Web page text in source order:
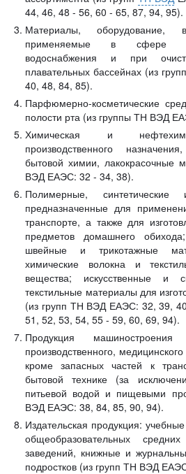
44, 46, 48 - 56, 60 - 65, 87, 94, 95).
Материалы, оборудование,
применяемые в сфере
водоснабжения и при
плавательных бассейнах (из
40, 48, 84, 85).
Парфюмерно-косметические
полости рта (из группы ТН ВЭД
Химическая и
производственного
бытовой химии, лакокрасочные
ВЭД ЕАЭС: 32 - 34, 38).
Полимерные,
предназначенные для
транспорте, а также для
предметов домашнего
швейные и трикотажные
химические волокна и
вещества; искусственные и
текстильные материалы для
(из групп ТН ВЭД ЕАЭС: 32, 39,
51, 52, 53, 54, 55 - 59, 60, 69, 94).
Продукция
производственного,
кроме запасных частей к
бытовой технике (за
питьевой водой и пищевыми
ВЭД ЕАЭС: 38, 84, 85, 90, 94).
Издательская продукция:
общеобразовательных
заведений, книжные и
подростков (из групп ТН ВЭД